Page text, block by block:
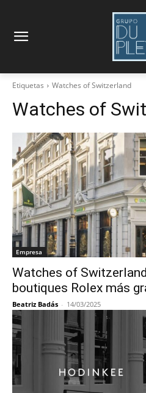
Etiquetas Watches of Switzerland
Watches of
Empresa
Watches of
boutiques Rolex más
Beatriz Badás - 14/03/2025